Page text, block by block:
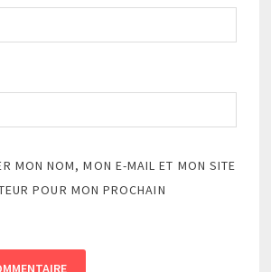
MON NOM, MON E-MAIL ET MON SITE
POUR MON PROCHAIN